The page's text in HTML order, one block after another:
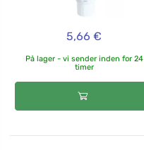
5,66 €
På lager - vi sender inden for 24
timer